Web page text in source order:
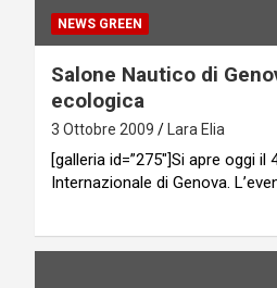
NEWS GREEN
Salone Nautico di
ecologica
3 Ottobre 2009 Lara Elia
[galleria id=”275″]Si apre oggi il
Internazionale di Genova.